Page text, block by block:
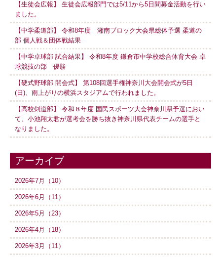
【生徒会広報】 生徒会広報部門では5/11から5日間募金活動を行い
ました。
【中学柔道部】 令和8年度 湘南ブロック大会県総体予選 柔道の
部 個人戦＆団体戦結果
【中学卓球部 試合結果】 令和8年度 鎌倉市中学校総合体育大会 卓
球競技の部 優勝
【硬式野球部 開会式】 第108回選手権神奈川大会開会式が5日
(日)、雨上がりの横浜スタジアムで行われました。
【高校剣道部】 令和８年度 国民スポーツ大会神奈川県予選におい
て、小池翔太君が選考会を勝ち抜き神奈川県代表チームの選手と
なりました。
アーカイブ
2026年7月（10）
2026年6月（11）
2026年5月（23）
2026年4月（18）
2026年3月（11）